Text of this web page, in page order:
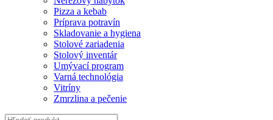
Pizza a kebab
Príprava potravín
Skladovanie a hygiena
Stolové zariadenia
Stolový inventár
Umývací program
Varná technológia
Vitríny
Zmrzlina a pečenie